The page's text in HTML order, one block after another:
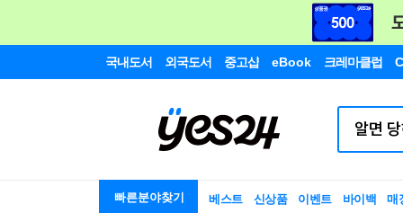
국내도서 외국도서 중고샵 eBook 크레마클럽
빠른분야찾기 베스트 신상품 이벤트 바이백 매